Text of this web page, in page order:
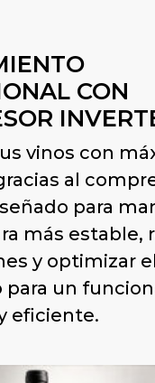
CON
vinos con
al
para
más estable,
y optimizar
para un
eficiente.